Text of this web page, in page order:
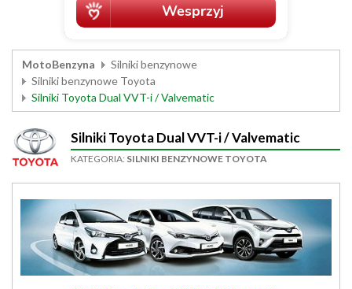
MotoBenzyna
Silniki benzynowe
Silniki benzynowe Toyota
Silniki Toyota Dual VVT-i / Valvematic
Silniki Toyota Dual VVT-i / Valvematic
KATEGORIA: SILNIKI BENZYNOWE TOYOTA